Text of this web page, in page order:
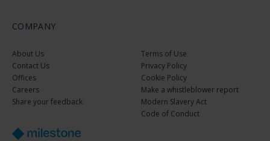
COMPANY
About Us
Contact Us
Offices
Careers
Share your feedback
Terms of Use
Privacy Policy
Cookie Policy
Make a whistleblower report
Modern Slavery Act
Code of Conduct